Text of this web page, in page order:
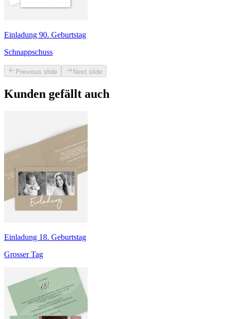
Einladung 90. Geburtstag
Schnappschuss
Previous slide Next slide
Kunden gefällt auch
Einladung 18. Geburtstag
Grosser Tag